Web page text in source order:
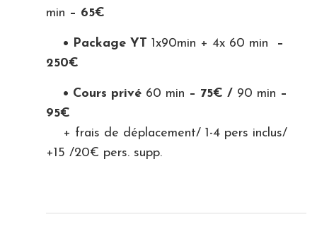
min – 65€
• Package YT 1x90min + 4x 60 min –
250€
• Cours privé 60 min – 75€ / 90 min –
95€
+ frais de déplacement/ 1-4 pers inclus/
+15 /20€ pers. supp.